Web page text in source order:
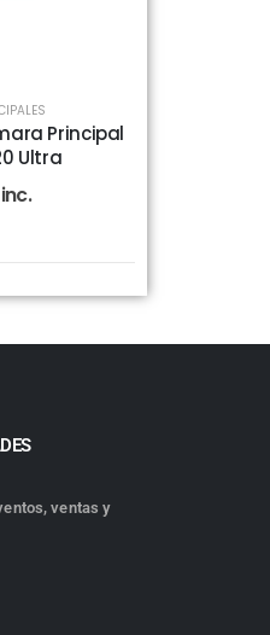
Principal
Ultra
ventas y